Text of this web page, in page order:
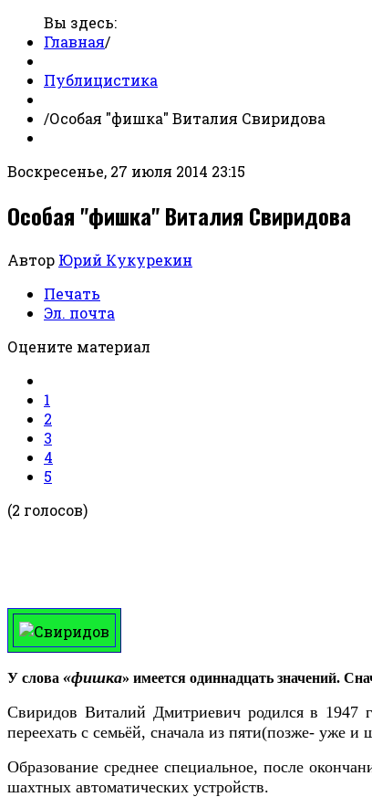
Вы здесь:
Главная/
Публицистика
/Особая "фишка" Виталия Свиридова
Воскресенье, 27 июля 2014 23:15
Особая "фишка" Виталия Свиридова
Автор Юрий Кукурекин
Печать
Эл. почта
Оцените материал
1
2
3
4
5
(2 голосов)
У слова «фишка» имеется одиннадцать значений.
Свиридов Виталий Дмитриевич родился в 1947
переехать с семьёй, сначала из пяти(позже- уже
Образование среднее специальное, после
шахтных автоматических устройств.